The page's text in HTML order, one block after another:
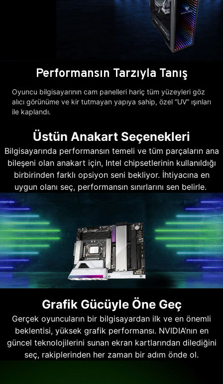
Performansın Tarzıyla Tanış
Oyuncu bilgisayarının cam panelleri hariç tüm yüzeyleri göz
alıcı görünüme ve kir tutmayan yapıya sahip, özel “UV” ışınları
ile kaplandı.
Üstün Anakart Seçenekleri
Bilgisayarında performansın temeli ve tüm parçaların ana
bileşeni olan anakart için, Intel chipsetlerinin kullanıldığı
birbirinden farklı opsiyon seni bekliyor. İhtiyacına en
uygun olanı seç, performansın sınırlarını sen belirle.
Grafik Gücüyle Öne Geç
Gerçek oyuncuların bir bilgisayardan ilk ve en önemli
beklentisi, yüksek grafik performansı. NVIDIA’nın en
güncel teknolojilerini sunan ekran kartlarından dilediğini
seç, rakiplerinden her zaman bir adım önde ol.